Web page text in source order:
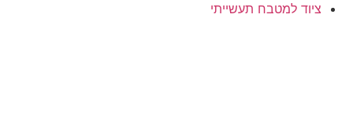
ציוד למטבח תעשייתי